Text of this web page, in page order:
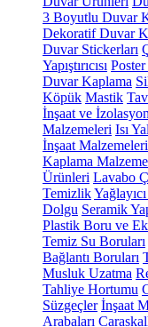
3 Boyutlu Duvar
Dekoratif Duvar
Duvar Stickerları
Yapıştırıcısı
Duvar Kaplama
Köpük Mastik
İnşaat ve İzolasyon
Malzemeleri Isı
İnşaat Malzemeleri
Kaplama
Ürünleri Lavabo
Temizlik
Dolgu Seramik
Plastik Boru ve
Temiz Su Boruları
Bağlantı Boruları
Musluk Uzatma
Tahliye Hortumu
Süzgeçler İnşaat
Arabaları